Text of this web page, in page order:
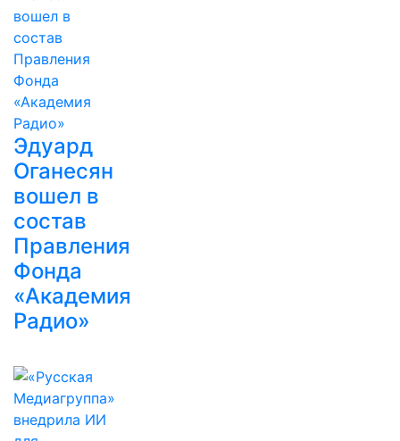
Эдуард
Оганесян
вошел в
состав
Правления
Фонда
«Академия
Радио»